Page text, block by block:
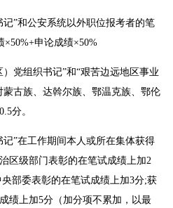
”和公安系统以外职位报考者的笔
申论成绩×50%
党组织书记”和“艰苦边远地区事业
古族、达斡尔族、鄂温克族、鄂伦
分。
”在工作期间本人或所在集体获得
区级部门表彰的在笔试成绩上加2
部委表彰的在笔试成绩上加3分;获
绩上加5分（加分项不累加，以最